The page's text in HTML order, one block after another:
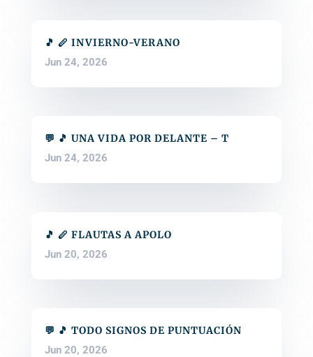
🎵 🪈 INVIERNO-VERANO
Jun 24, 2026
💬 🎵 UNA VIDA POR DELANTE – T
Jun 24, 2026
🎵 🪈 FLAUTAS A APOLO
Jun 20, 2026
💬 🎵 TODO SIGNOS DE PUNTUACIÓN
Jun 20, 2026